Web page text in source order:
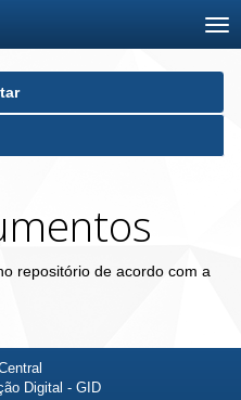
repositório de acordo com a
Digital - GID